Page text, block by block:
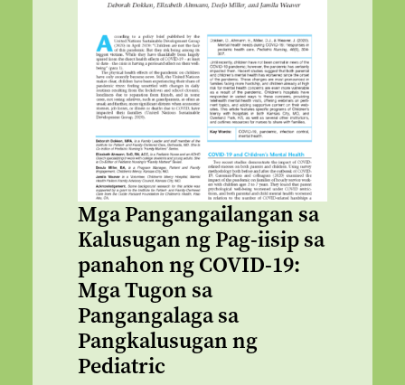
Mga Pangangailangan sa
Kalusugan ng Pag-iisip sa
panahon ng COVID-19:
Mga Tugon sa
Pangangalaga sa
Pangkalusugan ng
Pediatric